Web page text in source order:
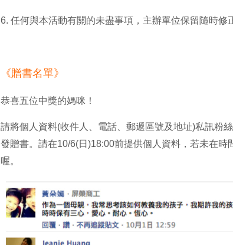
6. 任何與本活動有關的未盡事項，主辦單位保留隨時修
《贈書名單》
恭喜五位中獎的媽咪！
請將個人資料(收件人、電話、郵遞區號及地址)私訊粉
發贈書。請在10/6(日)18:00前提供個人資料，若未在
喔。